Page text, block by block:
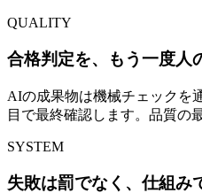
QUALITY
合格判定を、もう一度人
AIの成果物は機械チェックを
目で最終確認します。品質の
SYSTEM
失敗は罰でなく、仕組み